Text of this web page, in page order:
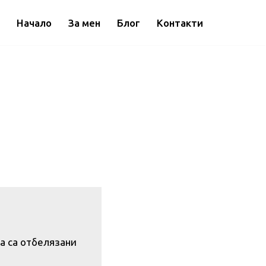
Начало За мен Блог Контакти
са отбелязани